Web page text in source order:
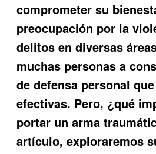
comprometer su
preocupación por la
delitos en diversas
muchas personas a
de defensa personal
efectivas. Pero, ¿qué
portar un arma
artículo, exploraremos